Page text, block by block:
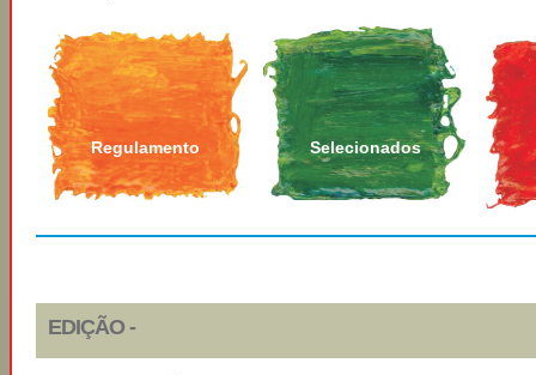
Regulamento Selecionados
EDIÇÃO -